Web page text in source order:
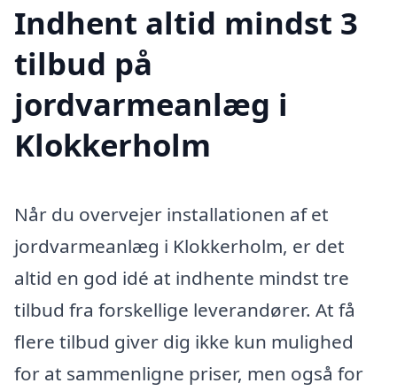
Indhent altid mindst 3
tilbud på
jordvarmeanlæg i
Klokkerholm
Når du overvejer installationen af et
jordvarmeanlæg i Klokkerholm, er det
altid en god idé at indhente mindst tre
tilbud fra forskellige leverandører. At få
flere tilbud giver dig ikke kun mulighed
for at sammenligne priser, men også for